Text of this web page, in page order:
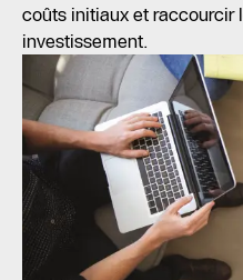
coûts initiaux et raccourcir
investissement.